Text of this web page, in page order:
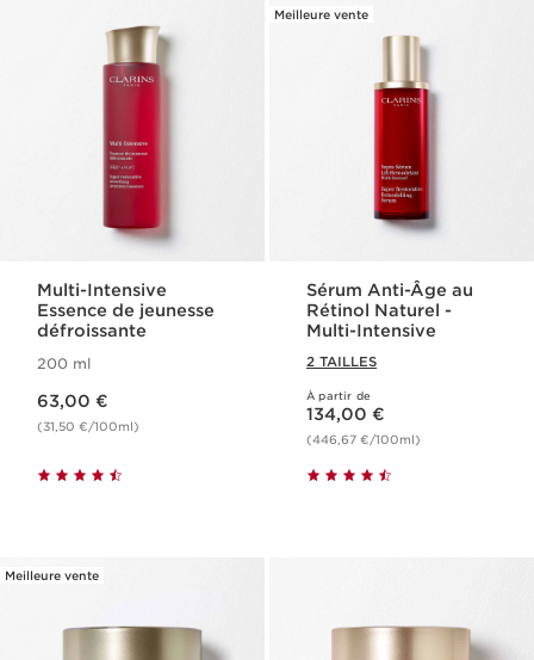
Multi-Intensive
Essence de jeunesse
défroissante
200 ml
63,00 €
(31,50 €/100ml)
Meilleure vente
Sérum Anti-Âge au
Rétinol Naturel​ -
Multi-Intensive
2 TAILLES
À partir de
Nouveau prix 134,00 €
134,00 €
(446,67 €/100ml)
Meilleure vente